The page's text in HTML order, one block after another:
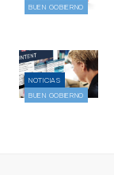
BUEN GOBIERNO
NOTICIAS
BUEN GOBIERNO